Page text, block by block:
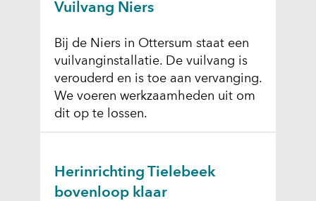
Vuilvang Niers
Bij de Niers in Ottersum staat een
vuilvanginstallatie. De vuilvang is
verouderd en is toe aan vervanging.
We voeren werkzaamheden uit om
dit op te lossen.
Herinrichting Tielebeek
bovenloop klaar